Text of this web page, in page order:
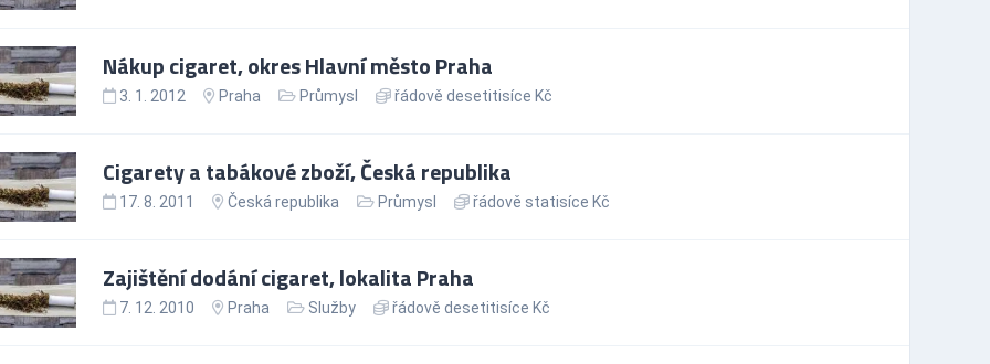
Nákup cigaret, okres Hlavní město Praha
3. 1. 2012 Praha Průmysl řádově desetitisíce Kč
Cigarety a tabákové zboží, Česká republika
17. 8. 2011 Česká republika Průmysl řádově statisíce Kč
Zajištění dodání cigaret, lokalita Praha
7. 12. 2010 Praha Služby řádově desetitisíce Kč